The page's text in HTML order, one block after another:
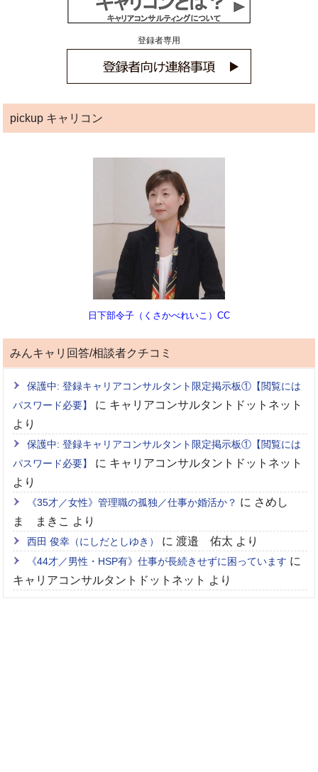
登録者専用
pickup キャリコン
日下部令子（くさかべれいこ）CC
みんキャリ回答/相談者クチコミ
保護中: 登録キャリアコンサルタント限定掲示板①【閲覧には
パスワード必要】
に キャリアコンサルタントドットネット
より
保護中: 登録キャリアコンサルタント限定掲示板①【閲覧には
パスワード必要】
に キャリアコンサルタントドットネット
より
《35才／女性》管理職の孤独／仕事か婚活か？ に さめし
ま まきこ より
西田 俊幸（にしだとしゆき） に渡邉 佑太 より
《44才／男性・HSP有》仕事が長続きせずに困っています に
キャリアコンサルタントドットネット より